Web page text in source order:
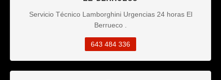
Servicio Técnico Lamborghini Urgencias 24 horas El
Berrueco .
643 484 336